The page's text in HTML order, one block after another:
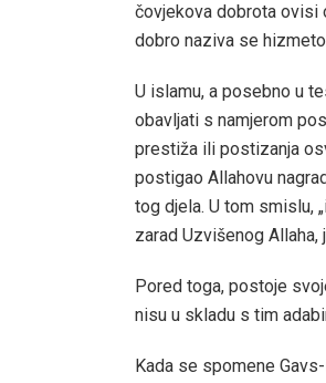
čovjekova dobrota ovisi
dobro naziva se
U islamu, a posebno u
obavljati s namjerom
prestiža ili postizanja
postigao Allahovu
tog djela. U tom smislu,
zarad Uzvišenog
Pored toga, postoje
nisu u skladu s tim
Kada se spomene